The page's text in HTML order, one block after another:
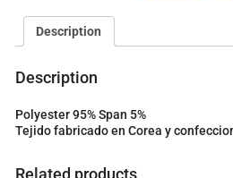
o
u
t
o
a
Description
Description
Polyester 95% Span 5%
Tejido fabricado en Corea y
Related products